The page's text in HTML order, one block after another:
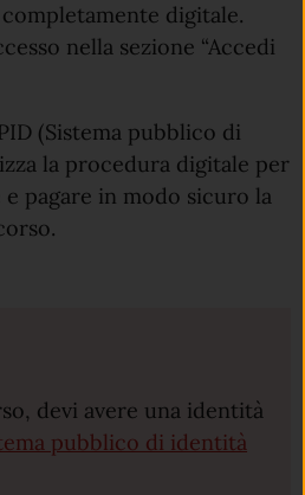
digitale.
nella sezione “Accedi
(Sistema pubblico di
la procedura digitale per
pagare in modo sicuro la
devi avere una identità
pubblico di identità